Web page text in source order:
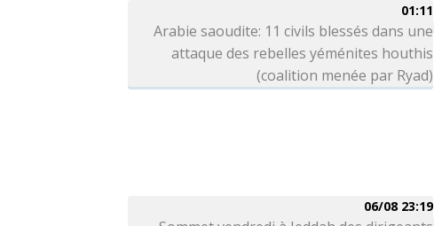
01:11
Arabie saoudite: 11 civils blessés dans une
attaque des rebelles yéménites houthis
(coalition menée par Ryad)
06/08 23:19